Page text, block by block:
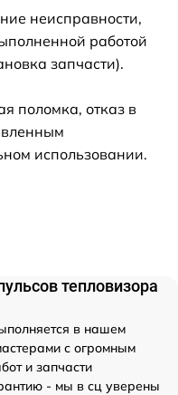
неисправности,
работой
запчасти).
поломка, отказ в
использовании.
тепловизора
в нашем
с огромным
и запчасти
- мы в сц уверены